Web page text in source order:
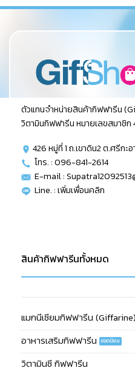
ตัวแทนจำหน่ายสินค้ากิฟฟารีน
วิตามินกิฟฟารีน หมายเลขสมาชิก
426 หมู่ที่ 1 ถ.เขาดิน2 ต.ศรีกะ
โทร. : 096-841-2614
E-mail :
Line. :เพิ่มเพื่อนคลิก
สินค้ากิฟฟารีนทั้งหมด
แมกนีเซียมกิฟฟารีน (Giffarine)
อาหารเสริมกิฟฟารีน
วิตามินซี กิฟฟารีน